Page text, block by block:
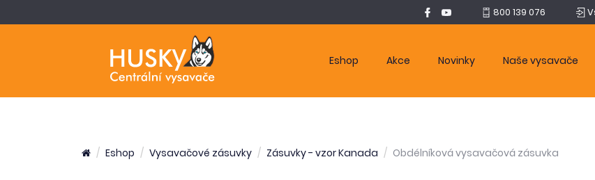
800 139 076
Eshop Akce Novinky Naše vysavače
Eshop Vysavačové zásuvky Zásuvky - vzor Kanada Obdélníková vysavačová zásuvka